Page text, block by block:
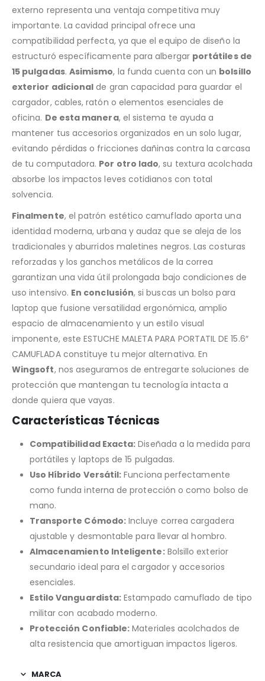
externo representa una ventaja competitiva muy
importante. La cavidad principal ofrece una
compatibilidad perfecta, ya que el equipo de diseño la
estructuró específicamente para albergar portátiles de
15 pulgadas. Asimismo, la funda cuenta con un bolsillo
exterior adicional de gran capacidad para guardar el
cargador, cables, ratón o elementos esenciales de
oficina. De esta manera, el sistema te ayuda a
mantener tus accesorios organizados en un solo lugar,
evitando pérdidas o fricciones dañinas contra la carcasa
de tu computadora. Por otro lado, su textura acolchada
absorbe los impactos leves cotidianos con total
solvencia.
Finalmente, el patrón estético camuflado aporta una
identidad moderna, urbana y audaz que se aleja de los
tradicionales y aburridos maletines negros. Las costuras
reforzadas y los ganchos metálicos de la correa
garantizan una vida útil prolongada bajo condiciones de
uso intensivo. En conclusión, si buscas un bolso para
laptop que fusione versatilidad ergonómica, amplio
espacio de almacenamiento y un estilo visual
imponente, este ESTUCHE MALETA PARA PORTATIL DE 15.6″
CAMUFLADA constituye tu mejor alternativa. En
Wingsoft, nos aseguramos de entregarte soluciones de
protección que mantengan tu tecnología intacta a
donde quiera que vayas.
Características Técnicas
Compatibilidad Exacta: Diseñada a la medida para
portátiles y laptops de 15 pulgadas.
Uso Híbrido Versátil: Funciona perfectamente
como funda interna de protección o como bolso de
mano.
Transporte Cómodo:Incluye correa cargadera
ajustable y desmontable para llevar al hombro.
Almacenamiento Inteligente:Bolsillo exterior
secundario ideal para el cargador y accesorios
esenciales.
Estilo Vanguardista: Estampado camuflado de tipo
militar con acabado moderno.
Protección Confiable: Materiales acolchados de
alta resistencia que amortiguan impactos ligeros.
MARCA